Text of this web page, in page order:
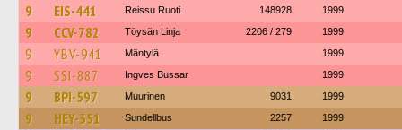
9 EIS-441 Reissu Ruoti 148928 1999
9 CCV-782 Töysän Linja 2206 / 279 1999
9 YBV-941 Mäntylä 1999
9 SSI-887 Ingves Bussar 1999
9 BPI-597 Muurinen 9031 1999
9 HEY-351 Sundellbus 2257 1999